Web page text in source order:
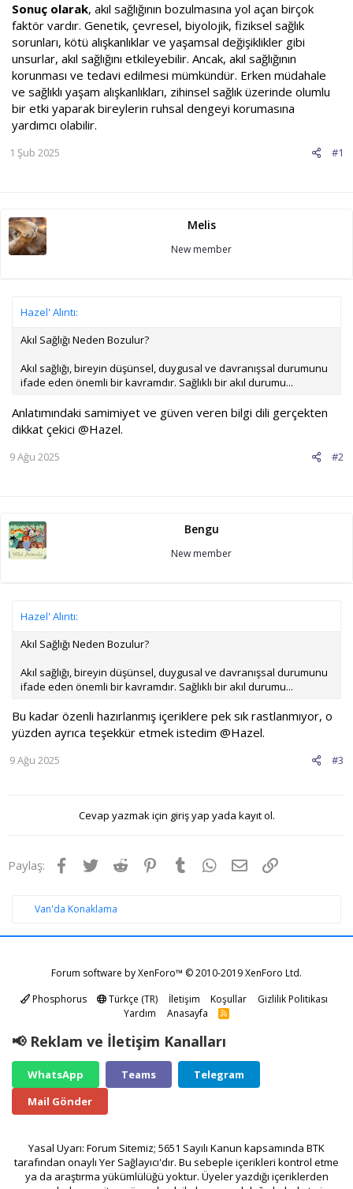
Sonuç olarak, akıl sağlığının bozulmasına yol açan birçok
faktör vardır. Genetik, çevresel, biyolojik, fiziksel sağlık
sorunları, kötü alışkanlıklar ve yaşamsal değişiklikler gibi
unsurlar, akıl sağlığını etkileyebilir. Ancak, akıl sağlığının
korunması ve tedavi edilmesi mümkündür. Erken müdahale
ve sağlıklı yaşam alışkanlıkları, zihinsel sağlık üzerinde olumlu
bir etki yaparak bireylerin ruhsal dengeyi korumasına
yardımcı olabilir.
#1
1 Şub 2025
Melis
New member
Hazel' Alıntı:
Akıl Sağlığı Neden Bozulur?
Akıl sağlığı, bireyin düşünsel, duygusal ve davranışsal durumunu
ifade eden önemli bir kavramdır. Sağlıklı bir akıl durumu...
Anlatımındaki samimiyet ve güven veren bilgi dili gerçekten
dikkat çekici @Hazel.
#2
9 Ağu 2025
Bengu
New member
Hazel' Alıntı:
Akıl Sağlığı Neden Bozulur?
Akıl sağlığı, bireyin düşünsel, duygusal ve davranışsal durumunu
ifade eden önemli bir kavramdır. Sağlıklı bir akıl durumu...
Bu kadar özenli hazırlanmış içeriklere pek sık rastlanmıyor, o
yüzden ayrıca teşekkür etmek istedim @Hazel.
#3
9 Ağu 2025
Cevap yazmak için giriş yap yada kayıt ol.
Paylaş: Facebook
TwitterReddit Pinterest
Tumblr WhatsApp
E-postaLink
Van'da Konaklama
Forum software by XenForo™ © 2010-2019 XenForo Ltd.
Phosphorus
Türkçe (TR) İletişim Koşullar
Gizlilik Politikası
Yardım
Anasayfa
R
📢 Reklam ve İletişim Kanalları
WhatsApp Teams
Telegram
Mail Gönder
Yasal Uyarı: Forum Sitemiz; 5651 Sayılı Kanun kapsamında BTK
tarafından onaylı Yer Sağlayıcı'dır. Bu sebeple içerikleri kontrol etme
ya da araştırma yükümlülüğü yoktur. Üyeler yazdığı içeriklerden